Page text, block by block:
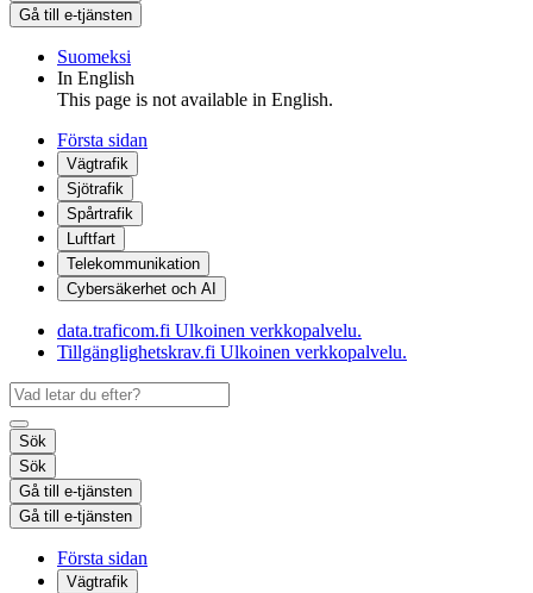
Gå till e-tjänsten
Suomeksi
In English
This page is not available in English.
Första sidan
Vägtrafik
Sjötrafik
Spårtrafik
Luftfart
Telekommunikation
Cybersäkerhet och AI
data.traficom.fi Ulkoinen verkkopalvelu.
Tillgänglighetskrav.fi Ulkoinen verkkopalvelu.
Sök
Sök
Gå till e-tjänsten
Gå till e-tjänsten
Första sidan
Vägtrafik